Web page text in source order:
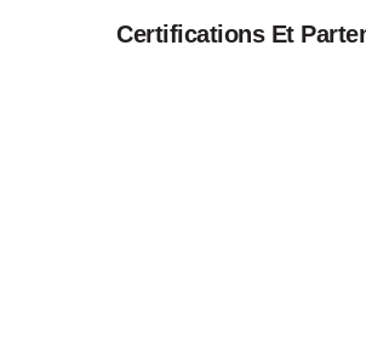
Certifications Et